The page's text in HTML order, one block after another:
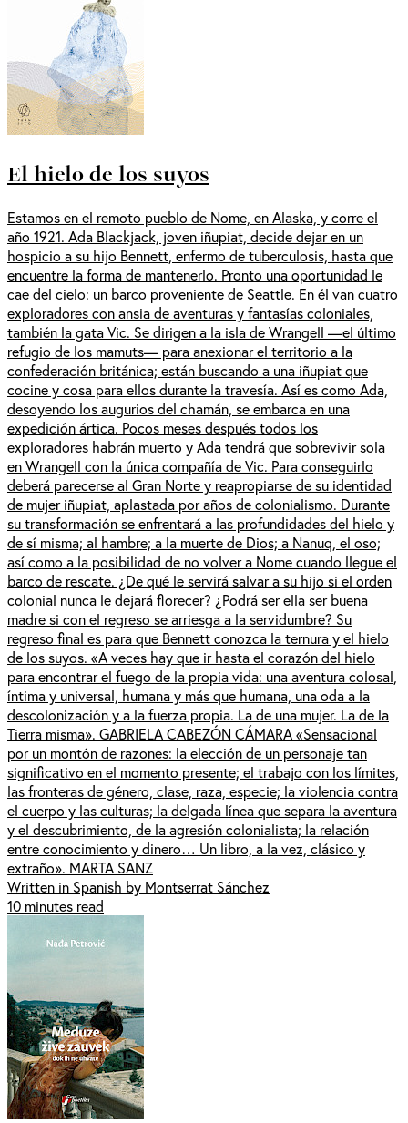
El hielo de los suyos
Estamos en el remoto pueblo de Nome, en Alaska, y corre el
año 1921. Ada Blackjack, joven iñupiat, decide dejar en un
hospicio a su hijo Bennett, enfermo de tuberculosis, hasta que
encuentre la forma de mantenerlo. Pronto una oportunidad le
cae del cielo: un barco proveniente de Seattle. En él van cuatro
exploradores con ansia de aventuras y fantasías coloniales,
también la gata Vic. Se dirigen a la isla de Wrangell —el último
refugio de los mamuts— para anexionar el territorio a la
confederación británica; están buscando a una iñupiat que
cocine y cosa para ellos durante la travesía. Así es como Ada,
desoyendo los augurios del chamán, se embarca en una
expedición ártica. Pocos meses después todos los
exploradores habrán muerto y Ada tendrá que sobrevivir sola
en Wrangell con la única compañía de Vic. Para conseguirlo
deberá parecerse al Gran Norte y reapropiarse de su identidad
de mujer iñupiat, aplastada por años de colonialismo. Durante
su transformación se enfrentará a las profundidades del hielo y
de sí misma; al hambre; a la muerte de Dios; a Nanuq, el oso;
así como a la posibilidad de no volver a Nome cuando llegue el
barco de rescate. ¿De qué le servirá salvar a su hijo si el orden
colonial nunca le dejará florecer? ¿Podrá ser ella ser buena
madre si con el regreso se arriesga a la servidumbre? Su
regreso final es para que Bennett conozca la ternura y el hielo
de los suyos. «A veces hay que ir hasta el corazón del hielo
para encontrar el fuego de la propia vida: una aventura colosal,
íntima y universal, humana y más que humana, una oda a la
descolonización y a la fuerza propia. La de una mujer. La de la
Tierra misma». GABRIELA CABEZÓN CÁMARA «Sensacional
por un montón de razones: la elección de un personaje tan
significativo en el momento presente; el trabajo con los límites,
las fronteras de género, clase, raza, especie; la violencia contra
el cuerpo y las culturas; la delgada línea que separa la aventura
y el descubrimiento, de la agresión colonialista; la relación
entre conocimiento y dinero… Un libro, a la vez, clásico y
extraño». MARTA SANZ
Written in Spanish by Montserrat Sánchez
10 minutes read